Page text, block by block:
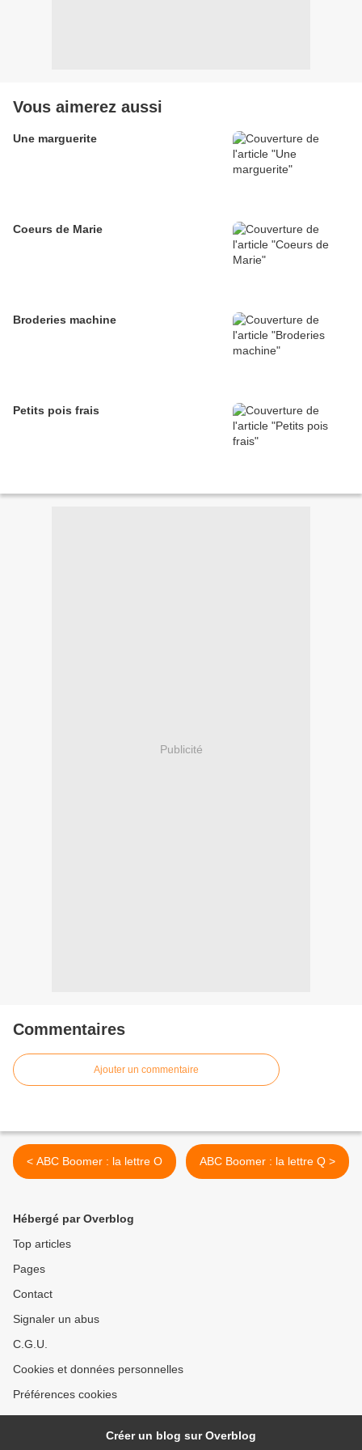
Vous aimerez aussi
Une marguerite
Coeurs de Marie
Broderies machine
Petits pois frais
Publicité
Commentaires
Ajouter un commentaire
< ABC Boomer : la lettre O ABC Boomer : la lettre Q >
Hébergé par Overblog
Top articles
Pages
Contact
Signaler un abus
C.G.U.
Cookies et données personnelles
Préférences cookies
Créer un blog sur Overblog